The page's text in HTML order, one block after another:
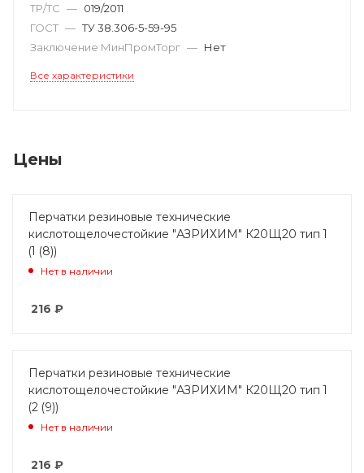
ТР/ТС — 019/2011
ГОСТ — ТУ 38.306-5-59-95
Заключение МинПромТорг — Нет
Все характеристики
Цены
Перчатки резиновые технические
кислотощелочестойкие "АЗРИХИМ" К20Щ20 тип 1
(1 (8))
Нет в наличии
216 ₽
Перчатки резиновые технические
кислотощелочестойкие "АЗРИХИМ" К20Щ20 тип 1
(2 (9))
Нет в наличии
216 ₽